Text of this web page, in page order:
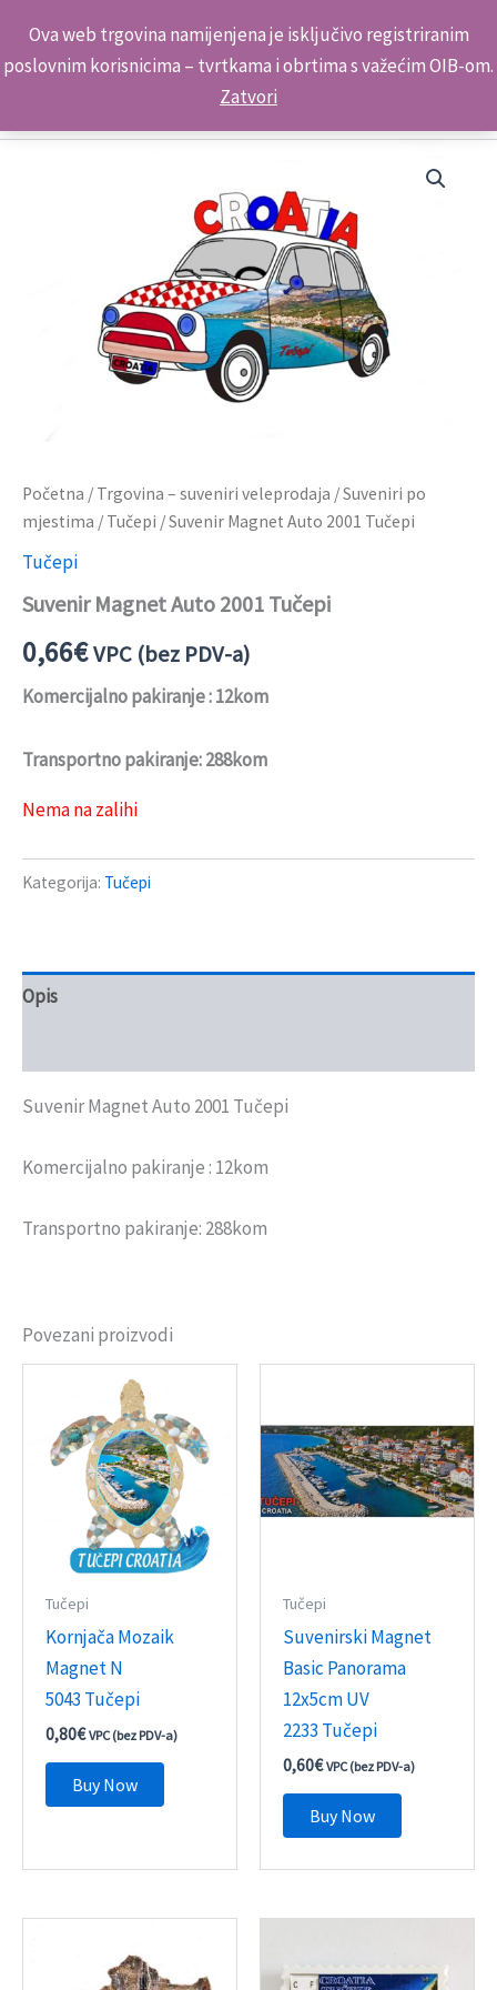
Ova web trgovina namijenjena je isključivo registriranim
poslovnim korisnicima – tvrtkama i obrtima s važećim OIB-om.
Zatvori
content
Kontakt telefon: +385 98 179 3891
Početna / Trgovina – suveniri veleprodaja /Suveniri po
mjestima / Tučepi / Suvenir Magnet Auto 2001 Tučepi
Tučepi
Suvenir Magnet Auto 2001 Tučepi
0,66€VPC (bez PDV-a)
Komercijalno pakiranje : 12kom
Transportno pakiranje: 288kom
Nema na zalihi
Kategorija: Tučepi
Opis
Suvenir Magnet Auto 2001 Tučepi
Komercijalno pakiranje : 12kom
Transportno pakiranje: 288kom
Povezani proizvodi
Tučepi
Kornjača Mozaik
Magnet N
5043 Tučepi
0,80€ VPC (bez PDV-a)
Buy Now
Tučepi
Suvenirski Magnet
Basic Panorama
12x5cm UV
2233 Tučepi
0,60€ VPC (bez PDV-a)
Buy Now